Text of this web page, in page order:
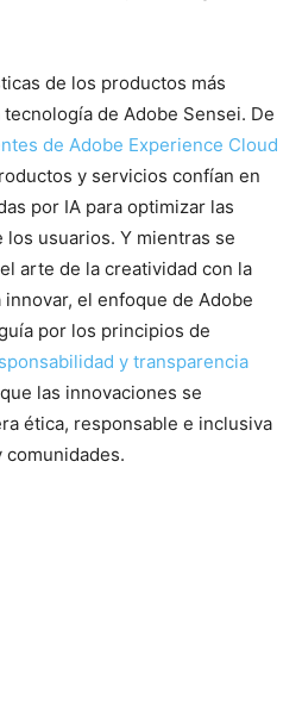
de los productos más
de Adobe Sensei. De
de Adobe Experience Cloud
y servicios confían en
por IA para optimizar las
usuarios. Y mientras se
arte de la creatividad con la
el enfoque de Adobe
por los principios de
y transparencia
las innovaciones se
ética, responsable e inclusiva
comunidades.